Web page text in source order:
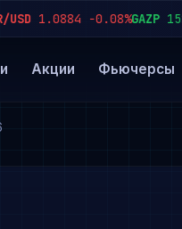
1.0884 −0.08%GAZP 152.40
Акции Фьючерсы